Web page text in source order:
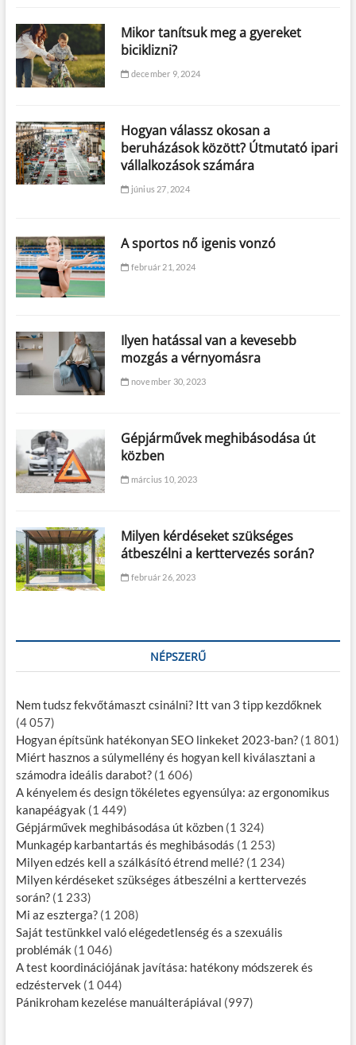
Mikor tanítsuk meg a gyereket
biciklizni?
december 9, 2024
Hogyan válassz okosan a
beruházások között? Útmutató ipari
vállalkozások számára
június 27, 2024
A sportos nő igenis vonzó
február 21, 2024
Ilyen hatással van a kevesebb
mozgás a vérnyomásra
november 30, 2023
Gépjárművek meghibásodása út
közben
március 10, 2023
Milyen kérdéseket szükséges
átbeszélni a kerttervezés során?
február 26, 2023
NÉPSZERŰ
Nem tudsz fekvőtámaszt csinálni? Itt van 3 tipp kezdőknek
(4 057)
Hogyan építsünk hatékonyan SEO linkeket 2023-ban? (1 801)
Miért hasznos a súlymellény és hogyan kell kiválasztani a
számodra ideális darabot? (1 606)
A kényelem és design tökéletes egyensúlya: az ergonomikus
kanapéágyak (1 449)
Gépjárművek meghibásodása út közben (1 324)
Munkagép karbantartás és meghibásodás (1 253)
Milyen edzés kell a szálkásító étrend mellé? (1 234)
Milyen kérdéseket szükséges átbeszélni a kerttervezés
során? (1 233)
Mi az eszterga? (1 208)
Saját testünkkel való elégedetlenség és a szexuális
problémák (1 046)
A test koordinációjának javítása: hatékony módszerek és
edzéstervek (1 044)
Pánikroham kezelése manuálterápiával (997)